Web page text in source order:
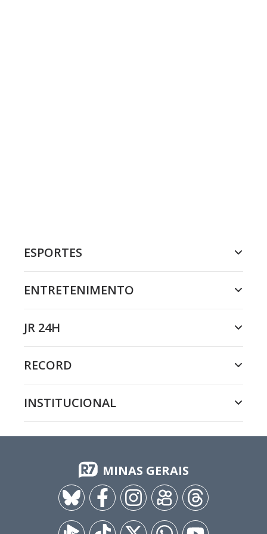
ESPORTES
ENTRETENIMENTO
JR 24H
RECORD
INSTITUCIONAL
MINAS GERAIS